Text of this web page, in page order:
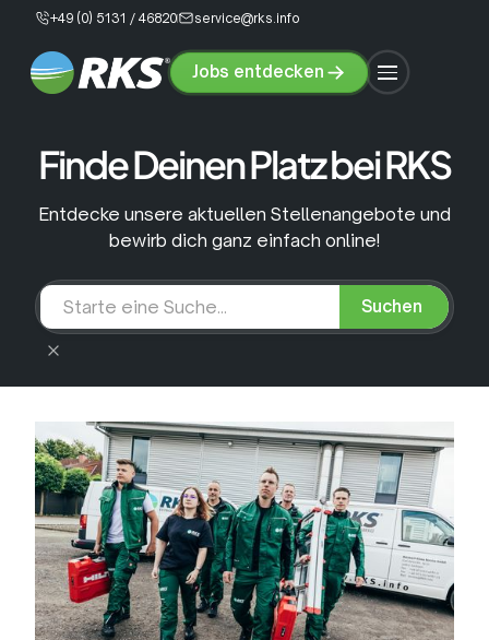
+49 (0) 5131 / 46820 service@rks.info
Jobs entdecken
Jobs
Finde Deinen Platz bei RKS
Entdecke unsere aktuellen Stellenangebote und
bewirb dich ganz einfach online!
Suchen